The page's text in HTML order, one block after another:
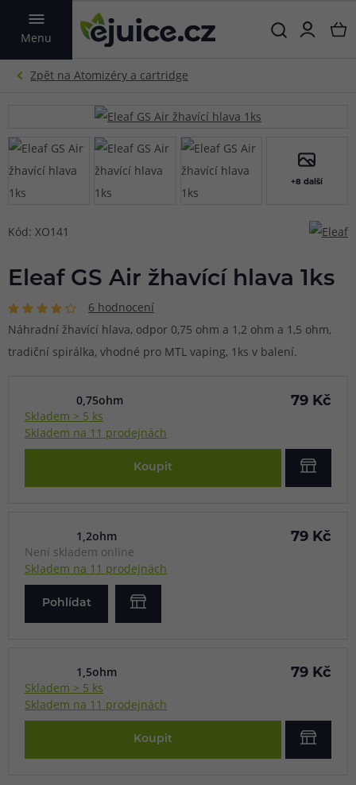
Menu
VYHLEDAT
+8 další
Kód: XO141
Eleaf GS Air žhavící hlava 1ks
6 hodnocení
Náhradní žhavící hlava, odpor 0,75 ohm a 1,2 ohm a 1,5 ohm,
tradiční spirálka, vhodné pro MTL vaping, 1ks v balení.
0,75ohm
Skladem > 5 ks
Skladem na 11 prodejnách
79 Kč
Koupit
1,2ohm
Není skladem online
Skladem na 11 prodejnách
79 Kč
Pohlídat
1,5ohm
Skladem > 5 ks
Skladem na 11 prodejnách
79 Kč
Koupit